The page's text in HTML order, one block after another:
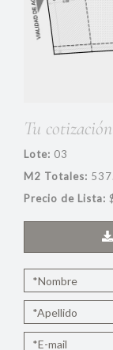
Tu cotización
Lote: 03
M2 Totales:
Precio de Lista: